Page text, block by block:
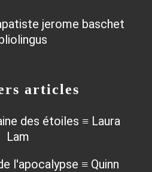
articles
des étoiles ≡ Laura
Lam
l'apocalypse ≡ Quinn